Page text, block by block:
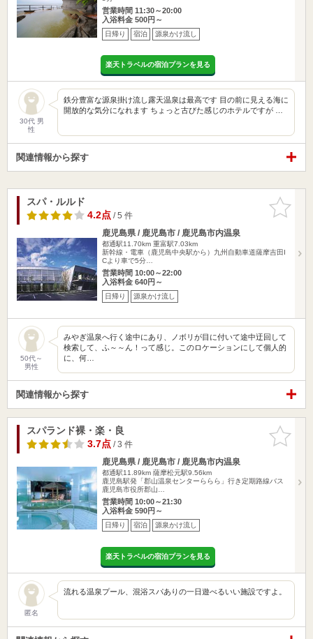
営業時間 11:30～20:00
入浴料金 500円～
日帰り 宿泊 源泉かけ流し
楽天トラベルの宿泊プランを見る
30代 男
性
鉄分豊富な源泉掛け流し露天温泉は最高です 目の前に見える海に
開放的な気分になれます ちょっと古びた感じのホテルですが …
関連情報から探す
お気に入
りに追加
スパ・ルルド
4.2点/ 5 件
鹿児島県 / 鹿児島市 / 鹿児島市内温泉
都通駅11.70km 重富駅7.03km
新幹線・電車（鹿児島中央駅から）九州自動車道薩摩吉田I
Cより車で5分…
営業時間 10:00～22:00
入浴料金 640円～
日帰り 源泉かけ流し
50代～
男性
みやぎ温泉へ行く途中にあり、ノボリが目に付いて途中迂回して
検索して、ふ～～ん！って感じ。このロケーションにして個人的
に、何…
関連情報から探す
お気に入
りに追加
スパランド裸・楽・良
3.7点/ 3 件
鹿児島県 / 鹿児島市 / 鹿児島市内温泉
都通駅11.89km 薩摩松元駅9.56km
鹿児島駅発「郡山温泉センターららら」行き定期路線バス
鹿児島市役所郡山…
営業時間 10:00～21:30
入浴料金 590円～
日帰り 宿泊 源泉かけ流し
楽天トラベルの宿泊プランを見る
匿名
流れる温泉プール、混浴スパありの一日遊べるいい施設ですよ。